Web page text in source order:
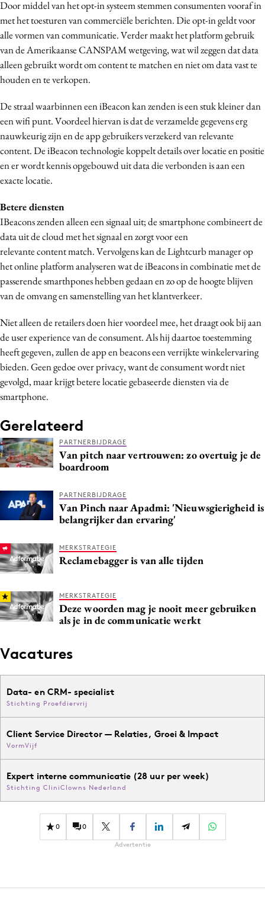
Door middel van het opt-in systeem stemmen consumenten vooraf in
met het toesturen van commerciële berichten. Die opt-in geldt voor
alle vormen van communicatie. Verder maakt het platform gebruik
van de Amerikaanse CANSPAM wetgeving, wat wil zeggen dat data
alleen gebruikt wordt om content te matchen en niet om data vast te
houden en te verkopen.
De straal waarbinnen een iBeacon kan zenden is een stuk kleiner dan
een wifi punt. Voordeel hiervan is dat de verzamelde gegevens erg
nauwkeurig zijn en de app gebruikers verzekerd van relevante
content. De iBeacon technologie koppelt details over locatie en positie
en er wordt kennis opgebouwd uit data die verbonden is aan een
exacte locatie.
Betere diensten
IBeacons zenden alleen een signaal uit; de smartphone combineert de
data uit de cloud met het signaal en zorgt voor een
relevante content match. Vervolgens kan de Lightcurb manager op
het online platform analyseren wat de iBeacons in combinatie met de
passerende smarthpones hebben gedaan en zo op de hoogte blijven
van de omvang en samenstelling van het klantverkeer.
Niet alleen de retailers doen hier voordeel mee, het draagt ook bij aan
de user experience van de consument. Als hij daartoe toestemming
heeft gegeven, zullen de app en beacons een verrijkte winkelervaring
bieden. Geen gedoe over privacy, want de consument wordt niet
gevolgd, maar krijgt betere locatie gebaseerde diensten via de
smartphone.
Gerelateerd
PARTNERBIJDRAGE
Van pitch naar vertrouwen: zo overtuig je de
boardroom
PARTNERBIJDRAGE
Van Pinch naar Apadmi: 'Nieuwsgierigheid is
belangrijker dan ervaring'
MERKSTRATEGIE
Reclamebagger is van alle tijden
MERKSTRATEGIE
Deze woorden mag je nooit meer gebruiken
als je in de communicatie werkt
Vacatures
Data- en CRM- specialist
Stichting Proefdiervrij
Client Service Director — Relaties, Groei & Impact
VormVijf
Expert interne communicatie (28 uur per week)
Stichting CliniClowns Nederland
0 0
Advertentie